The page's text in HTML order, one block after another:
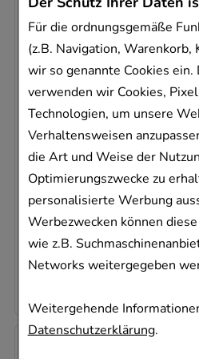
Für die ordnungsgemäße
(z.B. Navigation, Warenkorb,
wir so genannte Cookies ein.
verwenden wir Cookies,
Technologien, um unsere
Verhaltensweisen
die Art und Weise der
Optimierungszwecke zu
personalisierte Werbung
Werbezwecken können
wie z.B.
Networks weitergegeben
Weitergehende
Datenschutzerklärung.
SOLEDUM
MCM
50
Sofort
AVP: 17,75 €²
251,80 €pro 1 l